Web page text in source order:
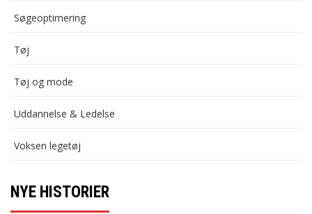
Søgeoptimering
Tøj
Tøj og mode
Uddannelse & Ledelse
Voksen legetøj
NYE HISTORIER